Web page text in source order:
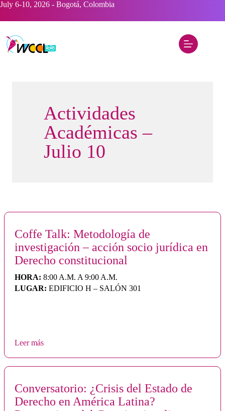
Saltar
contenido
July 6-10, 2026 - Bogotá, Colombia
Actividades
Académicas –
Julio 10
Coffe Talk: Metodología de
investigación – acción socio jurídica en
Derecho constitucional
HORA: 8:00 A.M. A 9:00 A.M.
LUGAR: EDIFICIO H – SALÓN 301
Leer más
Conversatorio: ¿Crisis del Estado de
Derecho en América Latina?